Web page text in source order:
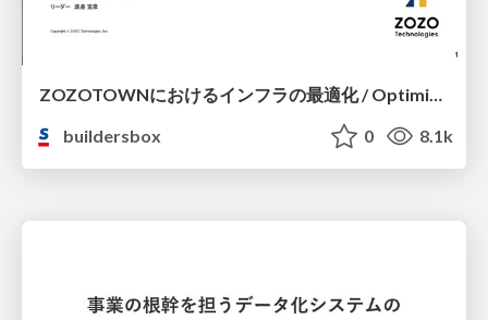
ZOZOTOWNにおけるインフラの最適化 / Optimization of infrastructure in ZOZOTOWN
buildersbox
0 8.1k